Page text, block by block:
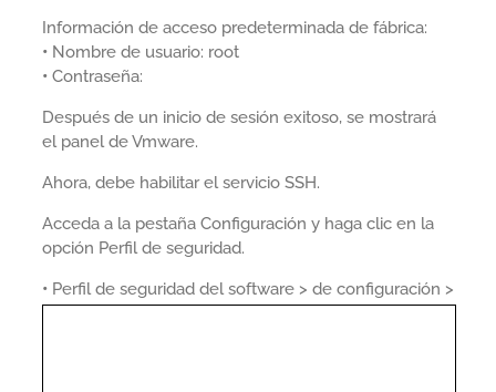
Información de acceso predeterminada de fábrica:
• Nombre de usuario: root
• Contraseña:
Después de un inicio de sesión exitoso, se mostrará
el panel de Vmware.
Ahora, debe habilitar el servicio SSH.
Acceda a la pestaña Configuración y haga clic en la
opción Perfil de seguridad.
• Perfil de seguridad del software > de configuración >